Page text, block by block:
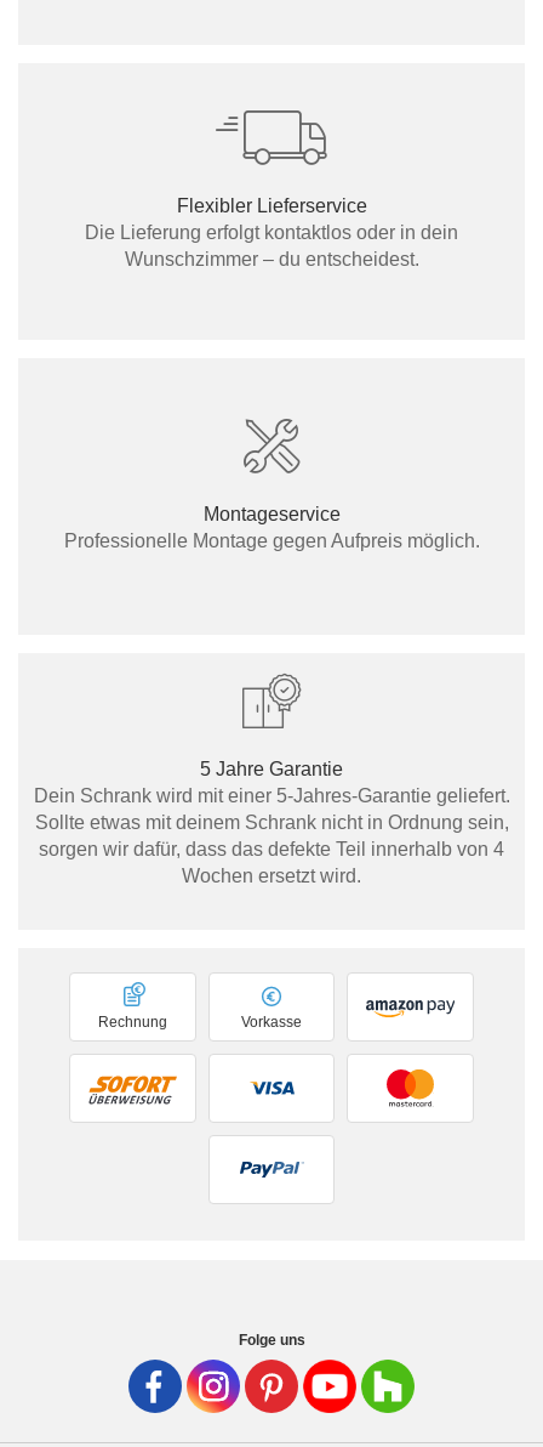
Flexibler Lieferservice
Die Lieferung erfolgt kontaktlos oder in dein
Wunschzimmer – du entscheidest.
Montageservice
Professionelle Montage gegen Aufpreis möglich.
5 Jahre Garantie
Dein Schrank wird mit einer 5-Jahres-Garantie geliefert.
Sollte etwas mit deinem Schrank nicht in Ordnung sein,
sorgen wir dafür, dass das defekte Teil innerhalb von 4
Wochen ersetzt wird.
Vorkasse
Rechnung
Folge uns